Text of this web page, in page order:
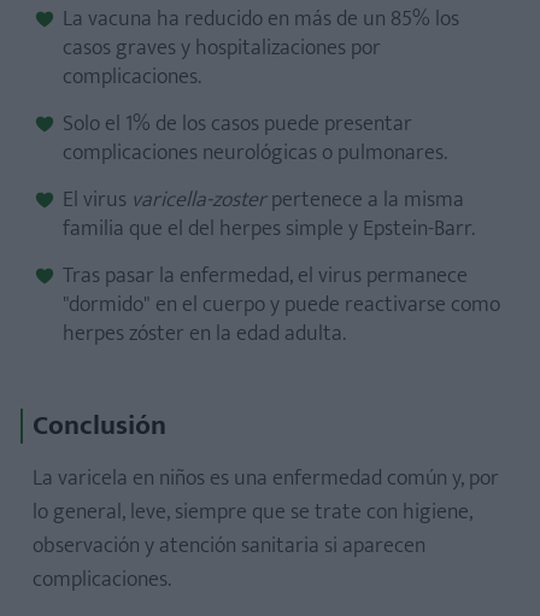
La vacuna ha reducido en más de un 85% los
casos graves y hospitalizaciones por
complicaciones.
Solo el 1% de los casos puede presentar
complicaciones neurológicas o pulmonares.
El virus varicella-zosterpertenece a la misma
familia que el del herpes simple y Epstein-Barr.
Tras pasar la enfermedad, el virus permanece
"dormido" en el cuerpo y puede reactivarse como
herpes zóster en la edad adulta.
Conclusión
La varicela en niños es una enfermedad común y, por
lo general, leve, siempre que se trate con higiene,
observación y atención sanitaria si aparecen
complicaciones.